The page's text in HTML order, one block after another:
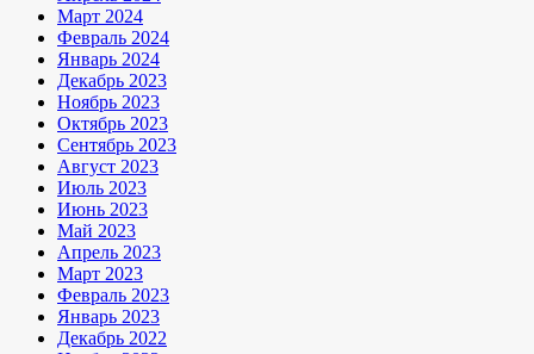
Март 2024
Февраль 2024
Январь 2024
Декабрь 2023
Ноябрь 2023
Октябрь 2023
Сентябрь 2023
Август 2023
Июль 2023
Июнь 2023
Май 2023
Апрель 2023
Март 2023
Февраль 2023
Январь 2023
Декабрь 2022